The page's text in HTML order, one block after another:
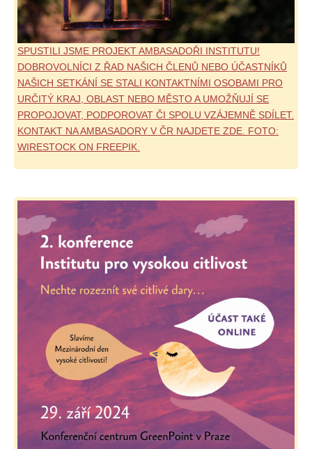
SPUSTILI JSME PROJEKT AMBASADOŘI INSTITUTU!
DOBROVOLNÍCI Z ŘAD NAŠICH ČLENŮ NEBO ÚČASTNÍKŮ
NAŠICH SETKÁNÍ SE STALI KONTAKTNÍMI OSOBAMI PRO
URČITÝ KRAJ, OBLAST NEBO MĚSTO A UMOŽŇUJÍ SE
PROPOJOVAT, PODPOROVAT ČI SPOLU VZÁJEMNĚ SDÍLET.
KONTAKT NA AMBASADORY V ČR NAJDETE ZDE. FOTO:
WIRESTOCK ON FREEPIK.